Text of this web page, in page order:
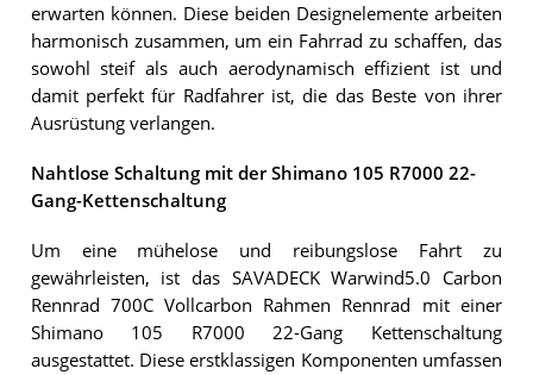
erwarten können. Diese beiden Designelemente arbeiten
harmonisch zusammen, um ein Fahrrad zu schaffen, das
sowohl steif als auch aerodynamisch effizient ist und
damit perfekt für Radfahrer ist, die das Beste von ihrer
Ausrüstung verlangen.
Nahtlose Schaltung mit der Shimano 105 R7000 22-
Gang-Kettenschaltung
Um eine mühelose und reibungslose Fahrt zu
gewährleisten, ist das SAVADECK Warwind5.0 Carbon
Rennrad 700C Vollcarbon Rahmen Rennrad mit einer
Shimano 105 R7000 22-Gang Kettenschaltung
ausgestattet. Diese erstklassigen Komponenten umfassen